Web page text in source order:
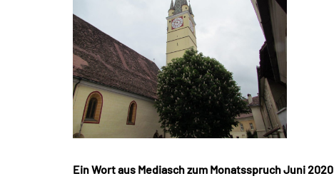
Ein Wort aus Mediasch zum Monatsspruch Juni 2020